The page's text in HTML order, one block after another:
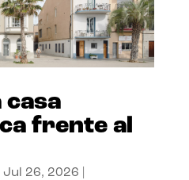
casa
frente al
Jul 26, 2026